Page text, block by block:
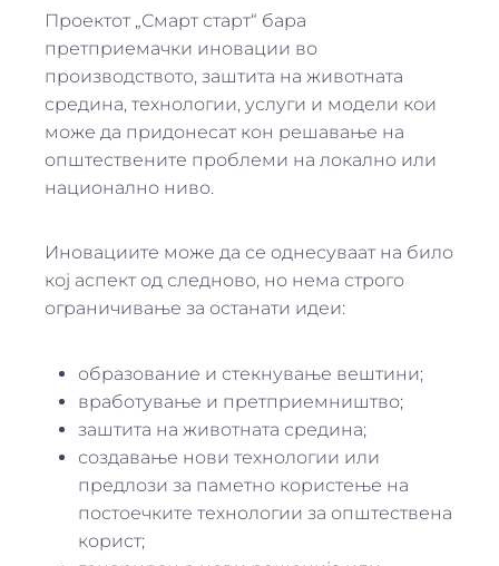
Проектот „Смарт старт“ бара
претприемачки иновации во
производството, заштита на животната
средина, технологии, услуги и модели кои
може да придонесат кон решавање на
општествените проблеми на локално или
национално ниво.
Иновациите може да се однесуваат на било
кој аспект од следново, но нема строго
ограничивање за останати идеи:
образование и стекнување вештини;
вработување и претприемништво;
заштита на животната средина;
создавање нови технологии или
предлози за паметно користење на
постоечките технологии за општествена
корист;